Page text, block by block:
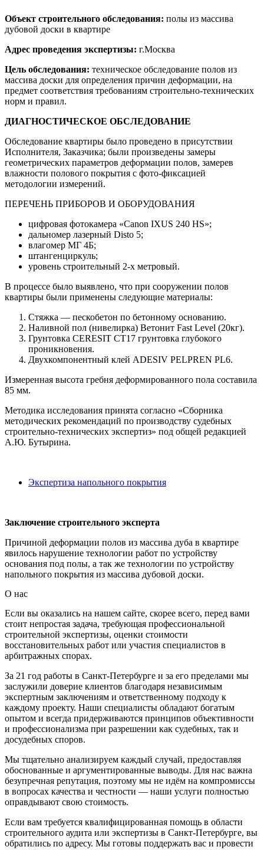
Объект строительного обследования: полы из массива
дубовой доски в квартире
Адрес проведения экспертизы: г.Москва
Цель обследования: техническое обследование полов из
массива доски для определения причин деформации, на
предмет соответствия требованиям строительно-технических
норм и правил.
ДИАГНОСТИЧЕСКОЕ ОБСЛЕДОВАНИЕ
Обследование квартиры было проведено в присутствии
Исполнителя, Заказчика; были произведены замеры
геометрических параметров деформации полов, замерев
влажности полового покрытия с фото-фиксацией
методологии измерений.
ПЕРЕЧЕНЬ ПРИБОРОВ И ОБОРУДОВАНИЯ
цифровая фотокамера «Canon IXUS 240 HS»;
дальномер лазерный Disto 5;
влагомер МГ 4Б;
штангенциркуль;
уровень строительный 2-х метровый.
В процессе было выявлено, что при сооружении полов
квартиры были применены следующие материалы:
Стяжка — пескобетон по бетонному основанию.
Наливной пол (нивелирка) Ветонит Fast Level (20кг).
Грунтовка CERESIT CT17 грунтовка глубокого
проникновения.
Двухкомпонентный клей ADESIV PELPREN PL6.
Измеренная высота гребня деформированного пола составила
85 мм.
Методика исследования принята согласно «Сборника
методических рекомендаций по производству судебных
строительно-технических экспертиз» под общей редакцией
А.Ю. Бутырина.
Экспертиза напольного покрытия
Заключение строительного эксперта
Причиной деформации полов из массива дуба в квартире
явилось нарушение технологии работ по устройству
основания под полы, а так же технологии по устройству
напольного покрытия из массива дубовой доски.
О нас
Если вы оказались на нашем сайте, скорее всего, перед вами
стоит непростая задача, требующая профессиональной
строительной экспертизы, оценки стоимости
восстановительных работ или участия специалистов в
арбитражных спорах.
За 21 год работы в Санкт-Петербурге и за его пределами мы
заслужили доверие клиентов благодаря независимым
экспертным заключениям и ответственному подходу к
каждому проекту. Наши специалисты обладают богатым
опытом и всегда придерживаются принципов объективности
и профессионализма при разрешении как судебных, так и
досудебных споров.
Мы тщательно анализируем каждый случай, предоставляя
обоснованные и аргументированные выводы. Для нас важна
безупречная репутация, поэтому мы не идём на компромиссы
в вопросах качества и честности — наши услуги полностью
оправдывают свою стоимость.
Если вам требуется квалифицированная помощь в области
строительного аудита или экспертизы в Санкт-Петербурге, вы
обратились по адресу. Мы готовы поддержать вас и провести